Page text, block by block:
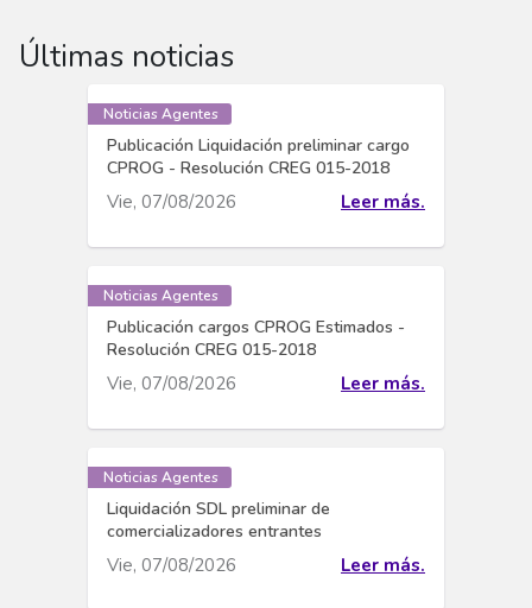
Últimas noticias
Noticias Agentes
Publicación Liquidación preliminar cargo
CPROG - Resolución CREG 015-2018
Vie, 07/08/2026 Leer más.
Noticias Agentes
Publicación cargos CPROG Estimados -
Resolución CREG 015-2018
Vie, 07/08/2026 Leer más.
Noticias Agentes
Liquidación SDL preliminar de
comercializadores entrantes
Vie, 07/08/2026 Leer más.